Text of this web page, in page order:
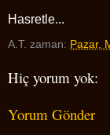
Hasretle...
A.T. zaman: Pazar,
Hiç yorum yok:
Yorum Gönder